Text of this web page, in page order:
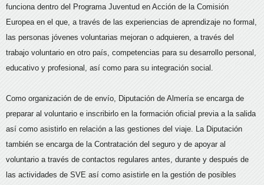
funciona dentro del Programa Juventud en Acción de la Comisión
Europea en el que, a través de las experiencias de aprendizaje no formal,
las personas jóvenes voluntarias mejoran o adquieren, a través del
trabajo voluntario en otro país, competencias para su desarrollo personal,
educativo y profesional, así como para su integración social.
Como organización de de envío, Diputación de Almería se encarga de
preparar al voluntario e inscribirlo en la formación oficial previa a la salida
así como asistirlo en relación a las gestiones del viaje. La Diputación
también se encarga de la Contratación del seguro y de apoyar al
voluntario a través de contactos regulares antes, durante y después de
las actividades de SVE así como asistirle en la gestión de posibles